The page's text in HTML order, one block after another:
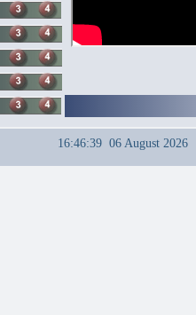
16:46:39 06 August 2026